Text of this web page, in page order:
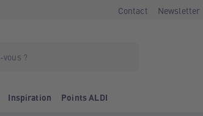
Contact Newsletter
Inspiration Points ALDI